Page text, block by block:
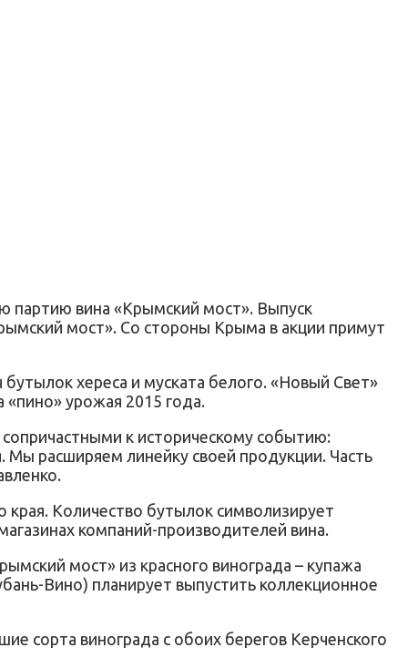
партию вина «Крымский мост». Выпуск
мост». Со стороны Крыма в акции примут
хереса и муската белого. «Новый Свет»
«пино» урожая 2015 года.
к историческому событию:
расширяем линейку своей продукции. Часть
Количество бутылок символизирует
компаний-производителей вина.
мост» из красного винограда – купажа
Вино) планирует выпустить коллекционное
сорта винограда с обоих берегов Керченского